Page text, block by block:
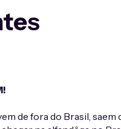
de fora do Brasil,